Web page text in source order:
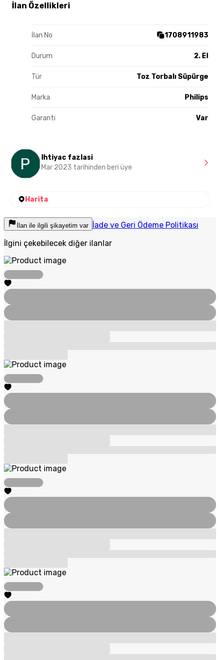
İlan Özellikleri
İlan No 1708911983
Durum 2. El
Tür Toz Torbalı Süpürge
Marka Philips
Garanti Var
Ihtiyac fazlasi
Mar 2023 tarihinden beri üye
Harita
İlan ile ilgili şikayetim var İade ve Geri Ödeme Politikası
İlgini çekebilecek diğer ilanlar